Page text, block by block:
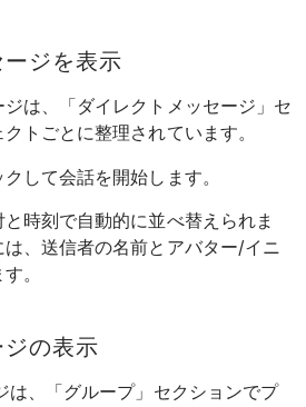
ジを表示
は、「ダイレクトメッセージ」セ
トごとに整理されています。
して会話を開始します。
時刻で自動的に並べ替えられま
、送信者の名前とアバター/イニ
。
の表示
は、「グループ」セクションでプ